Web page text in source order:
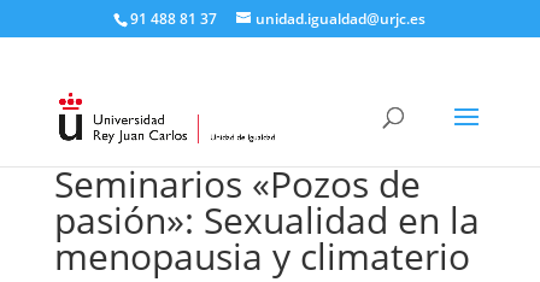
91 488 81 37 unidad.igualdad@urjc.es
Seminarios «Pozos de
pasión»: Sexualidad en la
menopausia y climaterio